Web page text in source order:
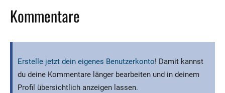
Kommentare
Erstelle jetzt dein eigenes Benutzerkonto! Damit kannst
du deine Kommentare länger bearbeiten und in deinem
Profil übersichtlich anzeigen lassen.